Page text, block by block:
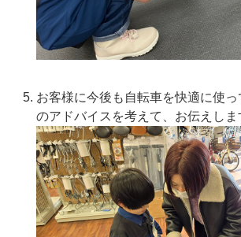
お客様に今後も自転車を快適に使
のアドバイスを考えて、お伝えしま